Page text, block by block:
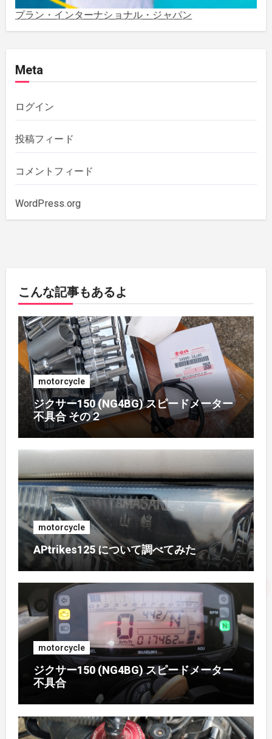
2021年3月 (1)
2020年11月
2020年10月
2019年12月
2019年11月
2019年10月
2018年5月
2018年4月 (1)
2017年7月 (2)
2017年4月 (1)
2017年3月
2017年2月
2017年1月 (1)
2016年10月 (1)
2016年9月 (3)
2016年8月 (2)
2016年7月 (1)
2016年6月 (3)
2016年5月 (4)
2016年4月 (2)
プラン・インターナショナル・ジャパン
Meta
ログイン
投稿フィード
コメントフィード
WordPress.org
こんな記事もあるよ
motorcycle
ジクサー150 (NG4BG) スピードメーター
不具合 その２
motorcycle
APtrikes125 について調べてみた
motorcycle
ジクサー150 (NG4BG) スピードメーター
不具合